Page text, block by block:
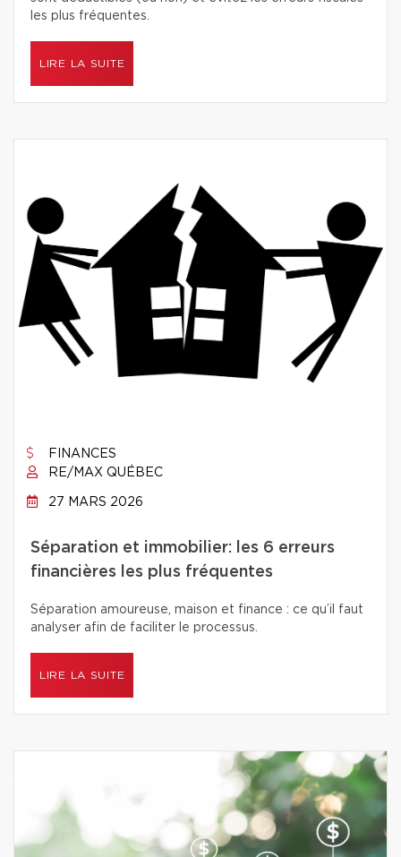
les plus fréquentes.
LIRE LA SUITE
FINANCES
RE/MAX QUÉBEC
27 MARS 2026
Séparation et immobilier: les 6 erreurs
financières les plus fréquentes
Séparation amoureuse, maison et finance : ce qu’il faut
analyser afin de faciliter le processus.
LIRE LA SUITE